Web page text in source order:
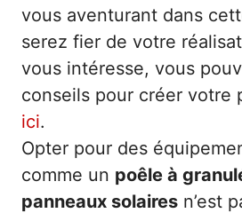
vous aventurant dans
serez fier de votre
vous intéresse, vous
conseils pour créer votre
ici.
Opter pour des
comme un poêle à
panneaux solaires n’est